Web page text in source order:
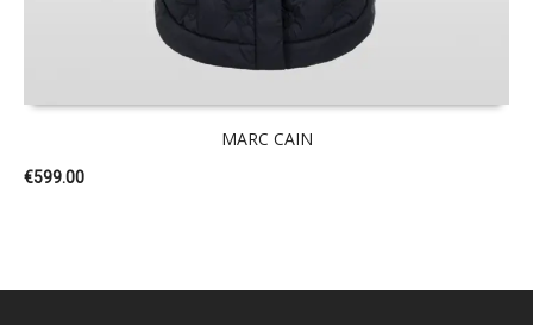
MARC CAIN
€599.00